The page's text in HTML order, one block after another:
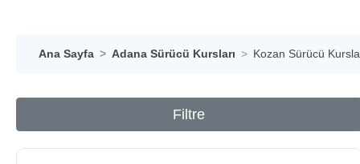
Ana Sayfa Adana Sürücü Kursları Kozan Sürücü
Filtre